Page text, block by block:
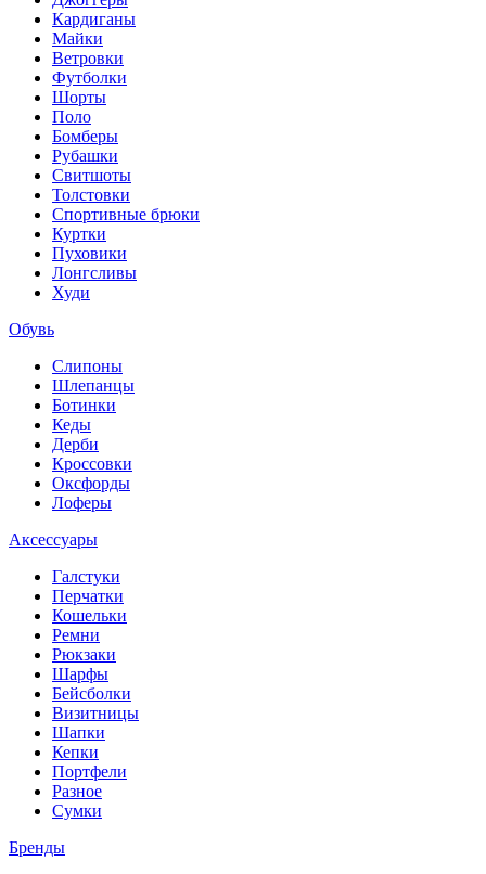
Кардиганы
Майки
Ветровки
Футболки
Шорты
Поло
Бомберы
Рубашки
Свитшоты
Толстовки
Спортивные брюки
Куртки
Пуховики
Лонгсливы
Худи
Обувь
Слипоны
Шлепанцы
Ботинки
Кеды
Дерби
Кроссовки
Оксфорды
Лоферы
Аксессуары
Галстуки
Перчатки
Кошельки
Ремни
Рюкзаки
Шарфы
Бейсболки
Визитницы
Шапки
Кепки
Портфели
Разное
Сумки
Бренды